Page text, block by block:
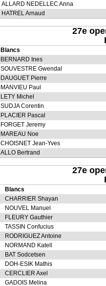
ALLARD NEDELLEC Anna
HATREL Arnaud
27e
Blancs
BERNARD Ines
SOUVESTRE Gwendal
DAUGUET Pierre
MANVIEU Paul
LETY Michel
SUDJA Corentin
PLACIER Pascal
FORGET Jeremy
MAREAU Noe
CHOISNET Jean-Yves
ALLO Bertrand
27e
Blancs
CHARRIER Shayan
NOUVEL Manuel
FLEURY Gauthier
TASSIN Confucius
RODRIGUEZ Antoine
NORMAND Katell
BAT Sodcetsen
DOH-ESIK Mathis
CERCLIER Axel
GADOIS Melina